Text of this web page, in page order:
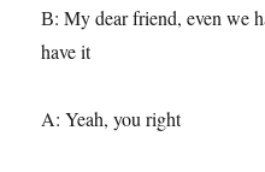
В: My dear friend, even we
have it
A: Yeah, you right